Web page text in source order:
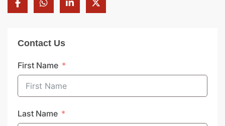
Contact Us
First Name
Last Name